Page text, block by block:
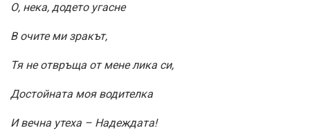
О, нека, додето угасне
В очите ми зракът,
Тя не отвръща от мене лика си,
Достойната моя водителка
И вечна утеха – Надеждата!